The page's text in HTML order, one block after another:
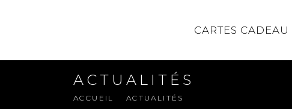
CARTES CADEAU
ACTUALITÉS
ACCUEIL ACTUALITÉS